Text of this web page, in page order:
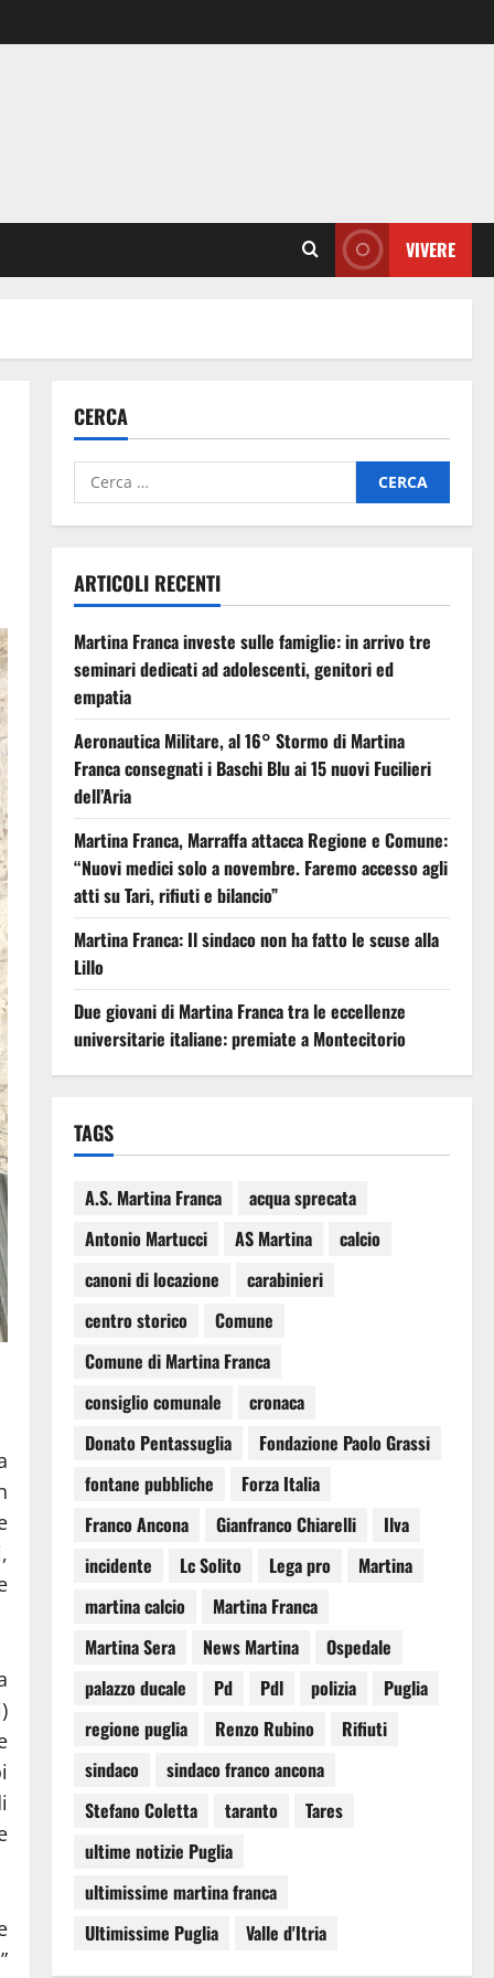
VIVERE
CERCA
ARTICOLI RECENTI
Martina Franca investe sulle famiglie: in arrivo tre
seminari dedicati ad adolescenti, genitori ed
empatia
Aeronautica Militare, al 16° Stormo di Martina
Franca consegnati i Baschi Blu ai 15 nuovi Fucilieri
dell’Aria
Martina Franca, Marraffa attacca Regione e Comune:
“Nuovi medici solo a novembre. Faremo accesso agli
atti su Tari, rifiuti e bilancio”
Martina Franca: Il sindaco non ha fatto le scuse alla
Lillo
Due giovani di Martina Franca tra le eccellenze
universitarie italiane: premiate a Montecitorio
TAGS
A.S. Martina Franca
acqua sprecata
Antonio Martucci
AS Martina
calcio
canoni di locazione
carabinieri
centro storico
Comune
Comune di Martina Franca
consiglio comunale
cronaca
Donato Pentassuglia
Fondazione Paolo Grassi
fontane pubbliche
Forza Italia
Franco Ancona
Gianfranco Chiarelli
Ilva
incidente
Lc Solito Lega pro
Martina
martina calcio
Martina Franca
Martina Sera
News Martina
Ospedale
palazzo ducale
Pd Pdl polizia
Puglia
regione puglia
Renzo Rubino
Rifiuti
sindaco
sindaco franco ancona
Stefano Coletta
taranto
Tares
ultime notizie Puglia
ultimissime martina franca
Ultimissime Puglia
Valle d'Itria